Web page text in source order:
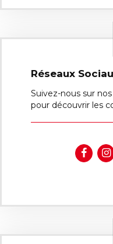
Réseaux
Suivez-nous sur
pour découvrir les